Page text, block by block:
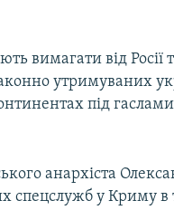
вимагати від Росії
утримуваних
під гаслами
анархіста
спецслужб у Криму в